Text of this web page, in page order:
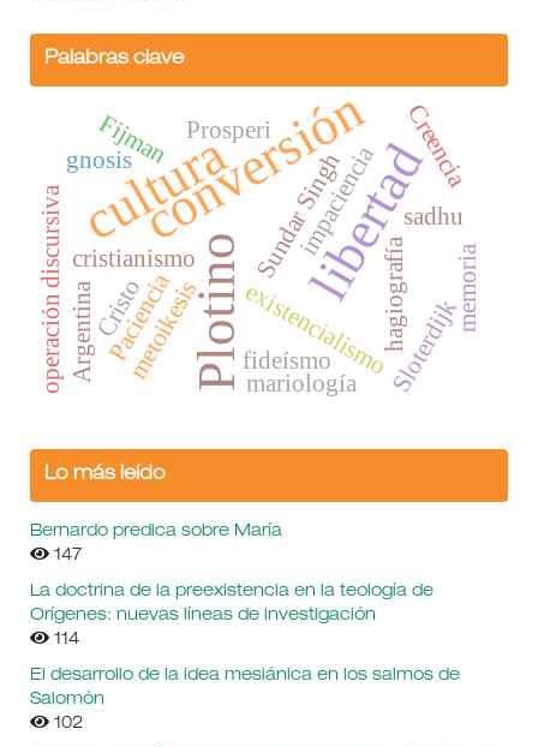
Palabras clave
libertad
conversión
Plotino
cultura
existencialismo
Sundar Singh
Prosperi
cristianismo hagiografía
sadhu
operación discursiva metoikesis
Paciencia
impaciencia
Sloterdijk
Fijman
Cristo
fideísmo
Creencia
memoria
gnosis
mariología
Argentina
Lo más leído
Bernardo predica sobre María
147
La doctrina de la preexistencia en la teología de
Orígenes: nuevas líneas de investigación
114
El desarrollo de la idea mesiánica en los salmos de
Salomón
102